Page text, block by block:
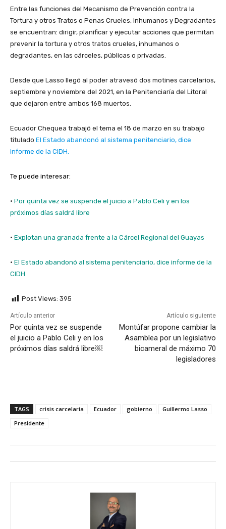
Entre las funciones del Mecanismo de Prevención contra la
Tortura y otros Tratos o Penas Crueles, Inhumanos y Degradantes
se encuentran: dirigir, planificar y ejecutar acciones que permitan
prevenir la tortura y otros tratos crueles, inhumanos o
degradantes, en las cárceles, públicas o privadas.
Desde que Lasso llegó al poder atravesó dos motines carcelarios,
septiembre y noviembre del 2021, en la Penitenciaría del Litoral
que dejaron entre ambos 168 muertos.
Ecuador Chequea trabajó el tema el 18 de marzo en su trabajo
titulado El Estado abandonó al sistema penitenciario, dice
informe de la CIDH.
Te puede interesar:
· Por quinta vez se suspende el juicio a Pablo Celi y en los
próximos días saldrá libre
· Explotan una granada frente a la Cárcel Regional del Guayas
· El Estado abandonó al sistema penitenciario, dice informe de la
CIDH
Post Views: 395
Artículo anterior
Por quinta vez se suspende
el juicio a Pablo Celi y en los
próximos días saldrá libre￼
Artículo siguiente
Montúfar propone cambiar la
Asamblea por un legislativo
bicameral de máximo 70
legisladores
TAGS crisis carcelaria Ecuador gobierno
Guillermo Lasso
Presidente